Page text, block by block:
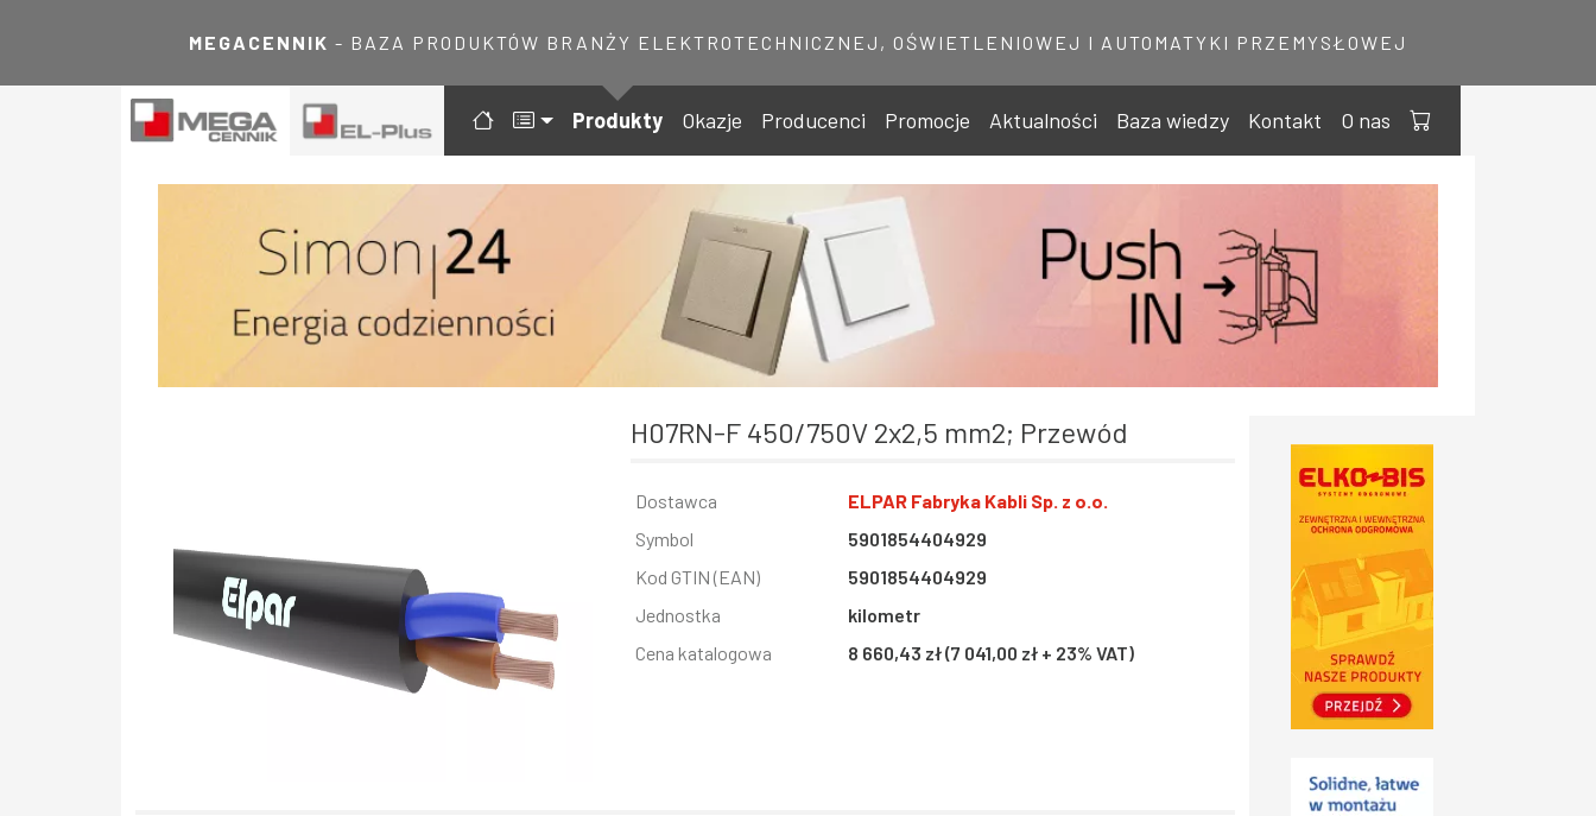
MEGACENNIK - BAZA PRODUKTÓW BRANŻY ELEKTROTECHNICZNEJ, OŚWIETLENIOWEJ I AUTOMATYKI PRZEMYSŁOWEJ
Produkty Okazje Producenci Promocje Aktualności Baza wiedzy Kontakt O nas
H07RN-F 450/750V 2x2,5 mm2; Przewód
Informacja
Wartość
Dostawca
ELPAR Fabryka Kabli Sp. z o.o.
Symbol
5901854404929
Kod GTIN (EAN)
5901854404929
Jednostka
kilometr
Cena katalogowa
8 660,43 zł (7 041,00 zł + 23% VAT)